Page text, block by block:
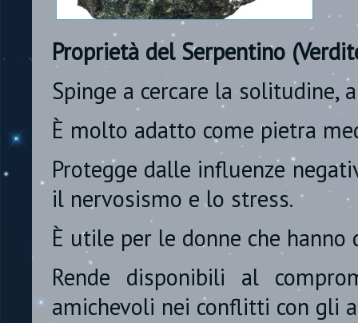
Proprietà del Serpentino
Spinge a cercare la solitudine,
È molto adatto come pietra
Protegge dalle influenze
il nervosismo e lo stress.
È utile per le donne che
Rende disponibili al
amichevoli nei conflitti con gli